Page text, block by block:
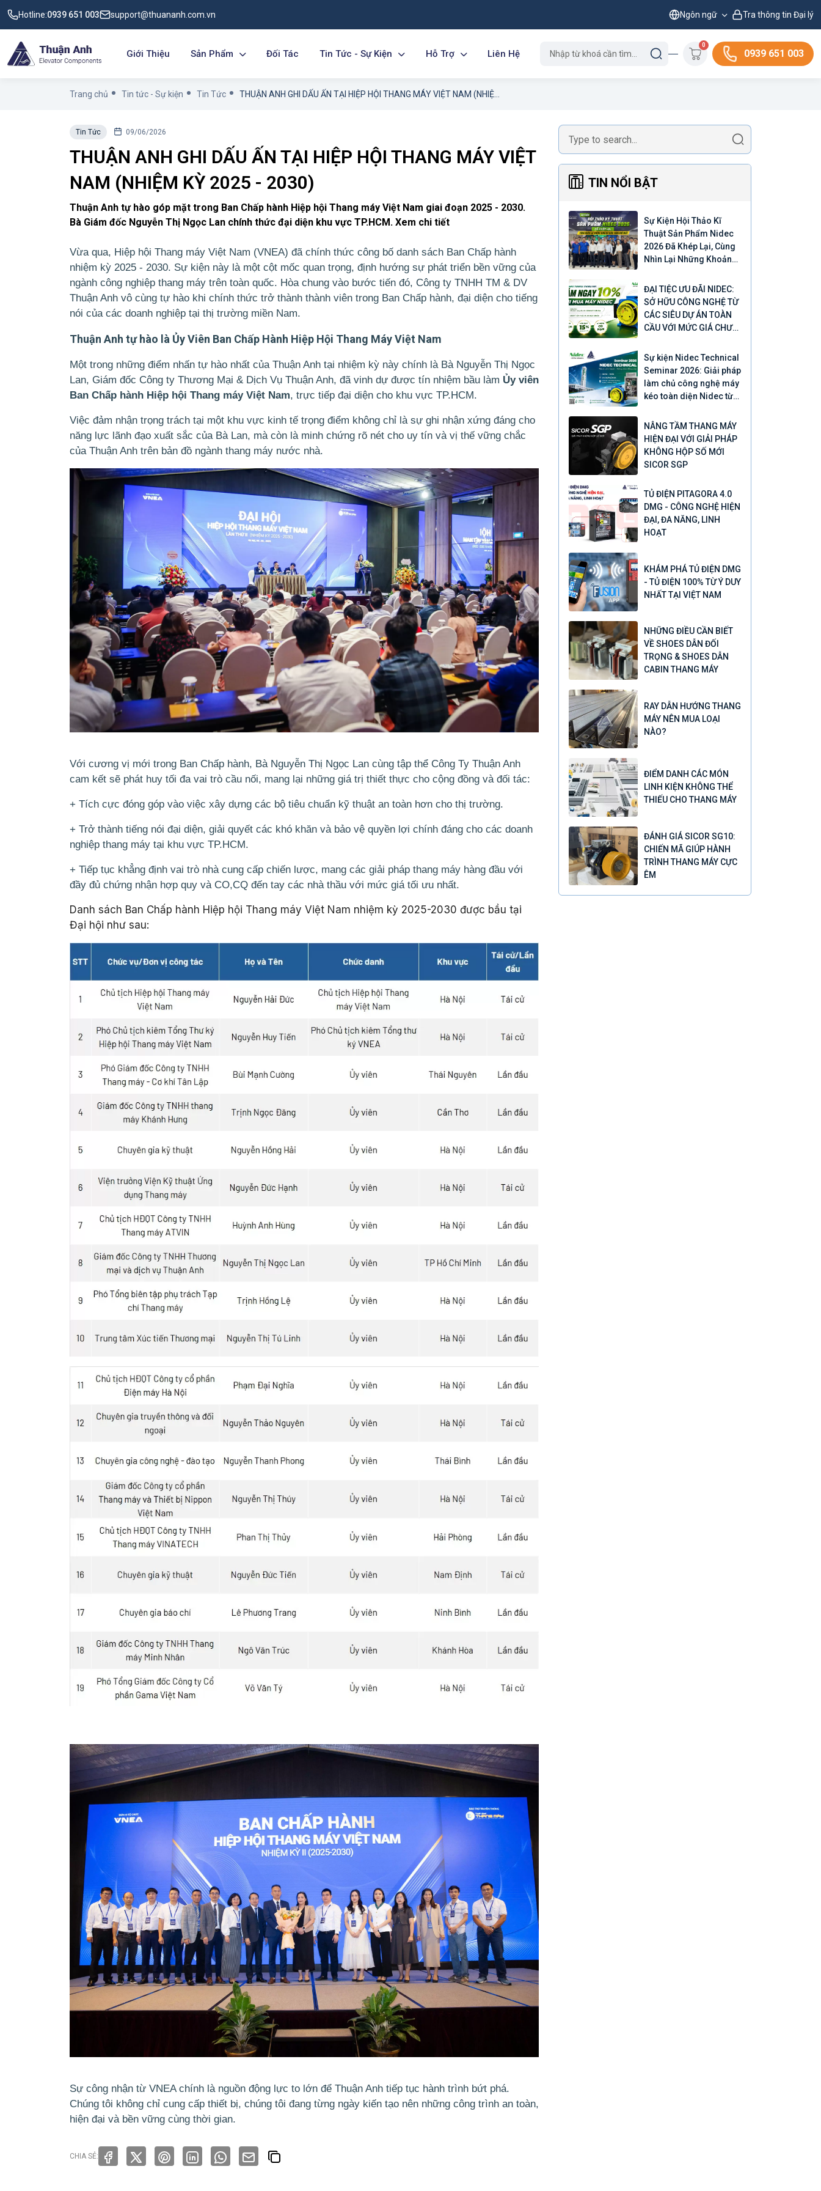
Hotline:0939 651 003 support@thuananh.com.vn Ngôn ngữ Tra thông tin Đại lý
Giới Thiệu Sản Phẩm Đối Tác Tin Tức - Sự Kiện Hỗ Trợ Liên Hệ
0
0939 651 003
Trang chủ Tin tức - Sự kiện Tin Tức
Tin Tức 09/06/2026
THUẬN ANH GHI DẤU ẤN TẠI HIỆP HỘI THANG MÁY VIỆT
NAM (NHIỆM KỲ 2025 - 2030)
Thuận Anh tự hào góp mặt trong Ban Chấp hành Hiệp hội Thang máy Việt Nam giai đoạn 2025 - 2030.
Bà Giám đốc Nguyễn Thị Ngọc Lan chính thức đại diện khu vực TP.HCM. Xem chi tiết
Vừa qua, Hiệp hội Thang máy Việt Nam (VNEA) đã chính thức công bố danh sách Ban Chấp hành
nhiệm kỳ 2025 - 2030. Sự kiện này là một cột mốc quan trọng, định hướng sự phát triển bền vững của
ngành công nghiệp thang máy trên toàn quốc. Hòa chung vào bước tiến đó, Công ty TNHH TM & DV
Thuận Anh vô cùng tự hào khi chính thức trở thành thành viên trong Ban Chấp hành, đại diện cho tiếng
nói của các doanh nghiệp tại thị trường miền Nam.
Thuận Anh tự hào là Ủy Viên Ban Chấp Hành Hiệp Hội Thang Máy Việt Nam
Một trong những điểm nhấn tự hào nhất của Thuận Anh tại nhiệm kỳ này chính là Bà Nguyễn Thị Ngọc
Lan, Giám đốc Công ty Thương Mại & Dịch Vụ Thuận Anh, đã vinh dự được tín nhiệm bầu làm Ủy viên
Ban Chấp hành Hiệp hội Thang máy Việt Nam, trực tiếp đại diện cho khu vực TP.HCM.
Việc đảm nhận trọng trách tại một khu vực kinh tế trọng điểm không chỉ là sự ghi nhận xứng đáng cho
năng lực lãnh đạo xuất sắc của Bà Lan, mà còn là minh chứng rõ nét cho uy tín và vị thế vững chắc
của Thuận Anh trên bản đồ ngành thang máy nước nhà.
Với cương vị mới trong Ban Chấp hành, Bà Nguyễn Thị Ngọc Lan cùng tập thể Công Ty Thuận Anh
cam kết sẽ phát huy tối đa vai trò cầu nối, mang lại những giá trị thiết thực cho cộng đồng và đối tác:
+ Tích cực đóng góp vào việc xây dựng các bộ tiêu chuẩn kỹ thuật an toàn hơn cho thị trường.
+ Trở thành tiếng nói đại diện, giải quyết các khó khăn và bảo vệ quyền lợi chính đáng cho các doanh
nghiệp thang máy tại khu vực TP.HCM.
+ Tiếp tục khẳng định vai trò nhà cung cấp chiến lược, mang các giải pháp thang máy hàng đầu với
đầy đủ chứng nhận hợp quy và CO,CQ đến tay các nhà thầu với mức giá tối ưu nhất.
Danh sách Ban Chấp hành Hiệp hội Thang máy Việt Nam nhiệm kỳ 2025-2030 được bầu tại
Đại hội như sau:
Sự công nhận từ VNEA chính là nguồn động lực to lớn để Thuận Anh tiếp tục hành trình bứt phá.
Chúng tôi không chỉ cung cấp thiết bị, chúng tôi đang từng ngày kiến tạo nên những công trình an toàn,
hiện đại và bền vững cùng thời gian.
CHIA SẺ:
TIN NỔI BẬT
Sự Kiện Hội Thảo Kĩ
Thuật Sản Phẩm Nidec
2026 Đã Khép Lại, Cùng
Nhìn Lại Những Khoảnh
ĐẠI TIỆC ƯU ĐÃI NIDEC:
SỞ HỮU CÔNG NGHỆ TỪ
CÁC SIÊU DỰ ÁN TOÀN
CẦU VỚI MỨC GIÁ CHƯA
Sự kiện Nidec Technical
Seminar 2026: Giải pháp
làm chủ công nghệ máy
kéo toàn diện Nidec từ
NÂNG TẦM THANG MÁY
HIỆN ĐẠI VỚI GIẢI PHÁP
KHÔNG HỘP SỐ MỚI
SICOR SGP
TỦ ĐIỆN PITAGORA 4.0
DMG - CÔNG NGHỆ HIỆN
ĐẠI, ĐA NĂNG, LINH
HOẠT
KHÁM PHÁ TỦ ĐIỆN DMG
- TỦ ĐIỆN 100% TỪ Ý DUY
NHẤT TẠI VIỆT NAM
NHỮNG ĐIỀU CẦN BIẾT
VỀ SHOES DẪN ĐỐI
TRỌNG & SHOES DẪN
CABIN THANG MÁY
RAY DẪN HƯỚNG THANG
MÁY NÊN MUA LOẠI
NÀO?
ĐIỂM DANH CÁC MÓN
LINH KIỆN KHÔNG THỂ
THIẾU CHO THANG MÁY
ĐÁNH GIÁ SICOR SG10:
CHIẾN MÃ GIÚP HÀNH
TRÌNH THANG MÁY CỰC
ÊM